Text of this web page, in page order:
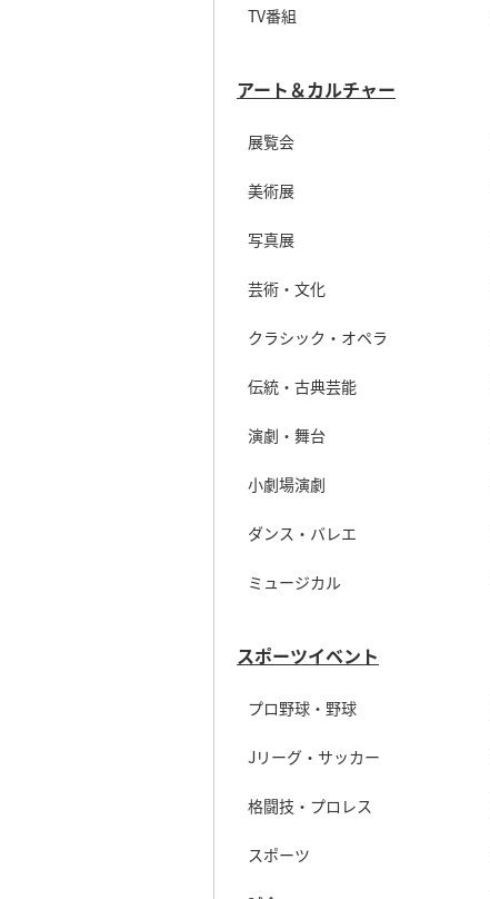
TV番組
アート＆カルチャー
展覧会
美術展
写真展
芸術・文化
クラシック・オペラ
伝統・古典芸能
演劇・舞台
小劇場演劇
ダンス・バレエ
ミュージカル
スポーツイベント
プロ野球・野球
Jリーグ・サッカー
格闘技・プロレス
スポーツ